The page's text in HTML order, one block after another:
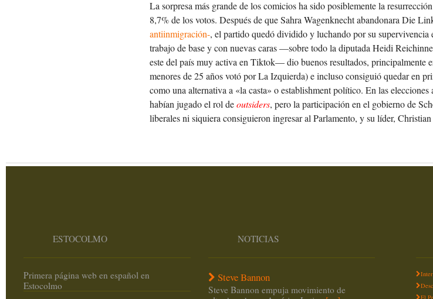
La sorpresa más grande de los comicios ha sido posiblemente la
8,7% de los votos. Después de que Sahra Wagenknecht abandonara Die
antiinmigración-, el partido quedó dividido y luchando por su supervivencia
trabajo de base y con nuevas caras —sobre todo la diputada Heidi
este del país muy activa en Tiktok— dio buenos resultados, principalmente
menores de 25 años votó por La Izquierda) e incluso consiguió quedar en
como una alternativa a «la casta» o establishment político. En las
habían jugado el rol deoutsiders, pero la participación en el gobierno de
liberales ni siquiera consiguieron ingresar al Parlamento, y su líder,
ESTOCOLMO
Primera página web en español en
Estocolmo
NOTICIAS
Steve Bannon
Steve Bannon empuja movimiento de
El